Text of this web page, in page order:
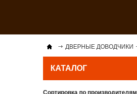
ДВЕРНЫЕ ДОВОДЧИКИ
КАТАЛОГ
Сортировка по производителям